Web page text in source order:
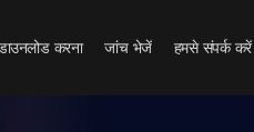
करना जांच भेजें हमसे संपर्क करें